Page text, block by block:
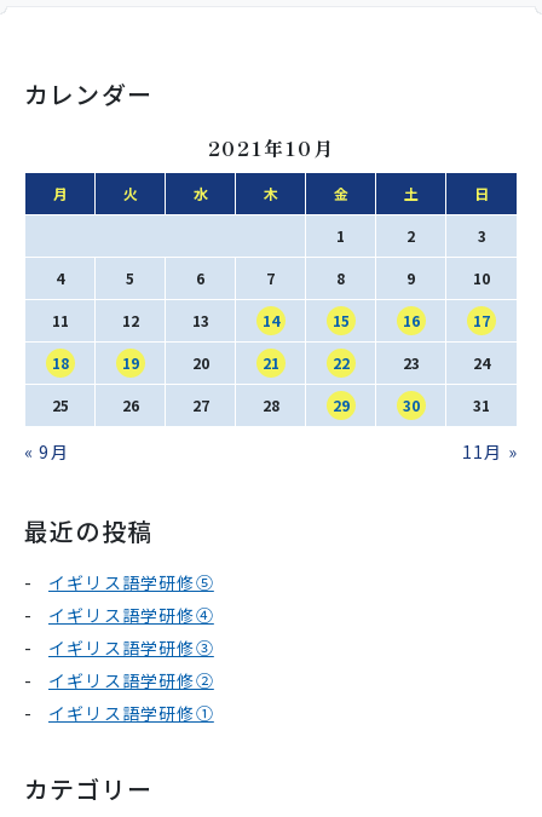
利用規約・免責事項 個人情報保護方針
SNS運用ポリシー 学校いじめ防止基本方針
採用情報
カレンダー
2021年10月
月 火 水 木 金 土 日
1 2 3
4 5 6 7 8 9 10
11 12 13 14 15 16 17
18 19 20 21 22 23 24
25 26 27 28 29 30 31
« 9月 11月 »
最近の投稿
イギリス語学研修⑤
イギリス語学研修④
イギリス語学研修③
イギリス語学研修②
イギリス語学研修①
カテゴリー